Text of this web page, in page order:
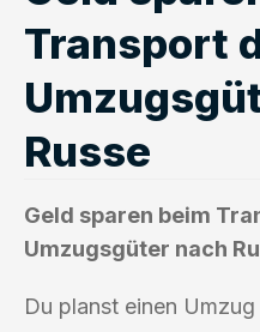
Transport
Russe
Geld sparen beim
Umzugsgüter nach
Du planst einen